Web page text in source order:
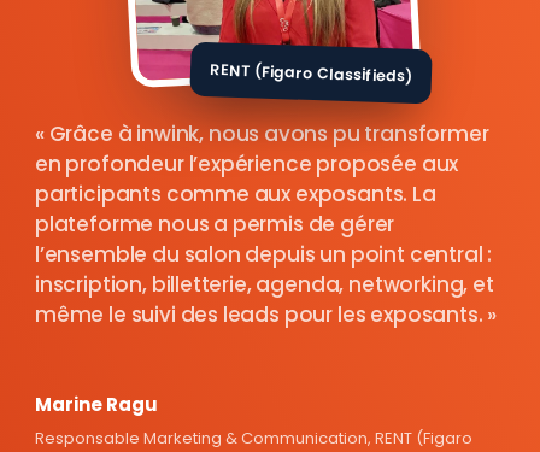
RENT (Figaro Classifieds)
Grâce à inwink, nous avons pu transformer
en profondeur l’expérience proposée aux
participants comme aux exposants. La
plateforme nous a permis de gérer
l’ensemble du salon depuis un point central :
inscription, billetterie, agenda, networking, et
même le suivi des leads pour les exposants.
Marine Ragu
Responsable Marketing & Communication, RENT (Figaro